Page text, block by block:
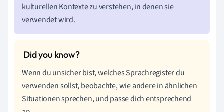
kulturellen Kontexte zu verstehen, in denen sie
verwendet wird.
Wenn du unsicher bist, welches Sprachregister du
verwenden sollst, beobachte, wie andere in ähnlichen
Situationen sprechen, und passe dich entsprechend